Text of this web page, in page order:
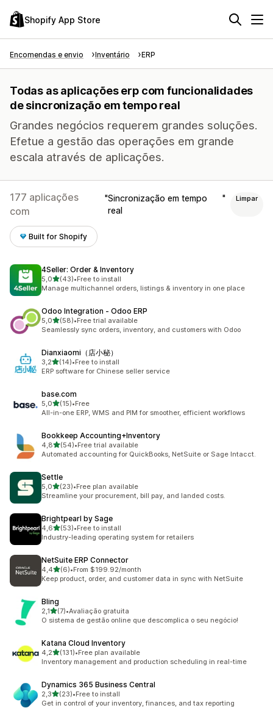
Shopify App Store
Encomendas e envio Inventário ERP
Todas as aplicações erp com funcionalidades
de sincronização em tempo real
Grandes negócios requerem grandes soluções.
Efetue a gestão das operações em grande
escala através de aplicações.
177 aplicações
com
Sincronização em tempo
real
Limpar
Built for Shopify
4Seller: Order & Inventory
5,0de 5 estrelas
(43)
43 total de avaliações
•Free to install
Manage multichannel orders, listings & inventory in one place
Odoo Integration ‑ Odoo ERP
5,0de 5 estrelas
(58)
58 total de avaliações
•Free trial available
Seamlessly sync orders, inventory, and customers with Odoo
Dianxiaomi（店小秘）
3,2de 5 estrelas
(14)
14 total de avaliações
•Free to install
ERP software for Chinese seller service
base.com
5,0de 5 estrelas
(15)
15 total de avaliações
•Free
All-in-one ERP, WMS and PIM for smoother, efficient workflows
Bookkeep Accounting+Inventory
4,8de 5 estrelas
(54)
54 total de avaliações
•Free trial available
Automated accounting for QuickBooks, NetSuite or Sage Intacct.
Settle
5,0de 5 estrelas
(23)
23 total de avaliações
•Free plan available
Streamline your procurement, bill pay, and landed costs.
Brightpearl by Sage
4,6de 5 estrelas
(53)
53 total de avaliações
•Free to install
Industry-leading operating system for retailers
NetSuite ERP Connector
4,4de 5 estrelas
(6)
6 total de avaliações
•From $199.92/month
Keep product, order, and customer data in sync with NetSuite
Bling
2,1de 5 estrelas
(7)
7 total de avaliações
•Avaliação gratuita
O sistema de gestão online que descomplica o seu negócio!
Katana Cloud Inventory
4,2de 5 estrelas
(131)
131 total de avaliações
•Free plan available
Inventory management and production scheduling in real-time
Dynamics 365 Business Central
2,3de 5 estrelas
(23)
23 total de avaliações
•Free to install
Get in control of your inventory, finances, and tax reporting